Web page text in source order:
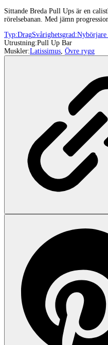
Sittande Breda Pull Ups är en
rörelsebanan. Med jämn
Typ:DragSvårighetsgrad:Nybörjare
Utrustning:Pull Up Bar
Muskler:Latissimus, Övre rygg